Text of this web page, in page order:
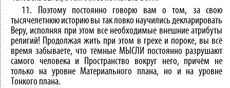
11. Поэтому постоянно говорю вам о том, за свою
тысячелетнюю историю вы так ловко научились декларировать
Веру, исполняя при этом все необходимые внешние атрибуты
религий! Продолжая жить при этом в грехе и пороке, вы всё
время забываете, что тёмные МЫСЛИ постоянно разрушают
самого человека и Пространство вокруг него, причём не
только на уровне Материального плана, но и на уровне
Тонкого плана.